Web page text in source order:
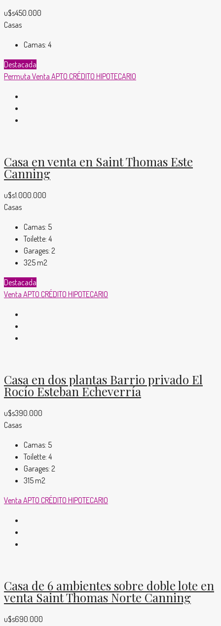
u$s450.000
Casas
Camas: 4
Destacada
Permuta Venta APTO CRÉDITO HIPOTECARIO
Casa en venta en Saint Thomas Este
Canning
u$s1.000.000
Casas
Camas: 5
Toilette: 4
Garages: 2
325m2
Destacada
Venta APTO CRÉDITO HIPOTECARIO
Casa en dos plantas Barrio privado El
Rocío Esteban Echeverría
u$s390.000
Casas
Camas: 5
Toilette: 4
Garages: 2
315m2
Venta APTO CRÉDITO HIPOTECARIO
Casa de 6 ambientes sobre doble lote en
venta Saint Thomas Norte Canning
u$s690.000